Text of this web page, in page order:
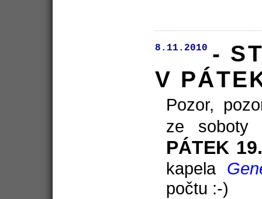
8.11.2010 -
V
Pozor,
ze soboty
PÁTEK
kapela
počtu :-)